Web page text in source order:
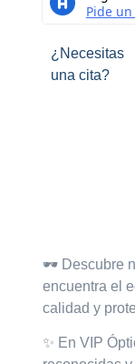
¿Necesitas
una cita?
🕶️ Descubre
encuentra el
calidad y
✨ En VIP